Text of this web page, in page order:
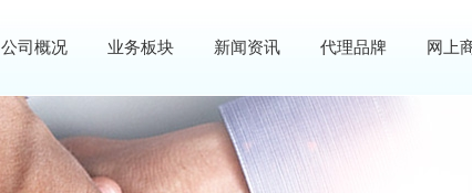
公司概况 业务板块 新闻资讯 代理品牌 网上